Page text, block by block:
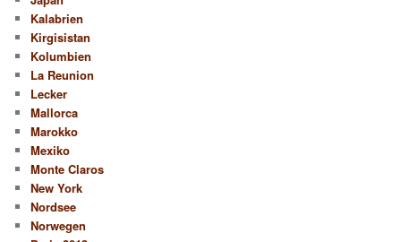
Kalabrien
Kirgisistan
Kolumbien
La Reunion
Lecker
Mallorca
Marokko
Mexiko
Monte Claros
New York
Nordsee
Norwegen